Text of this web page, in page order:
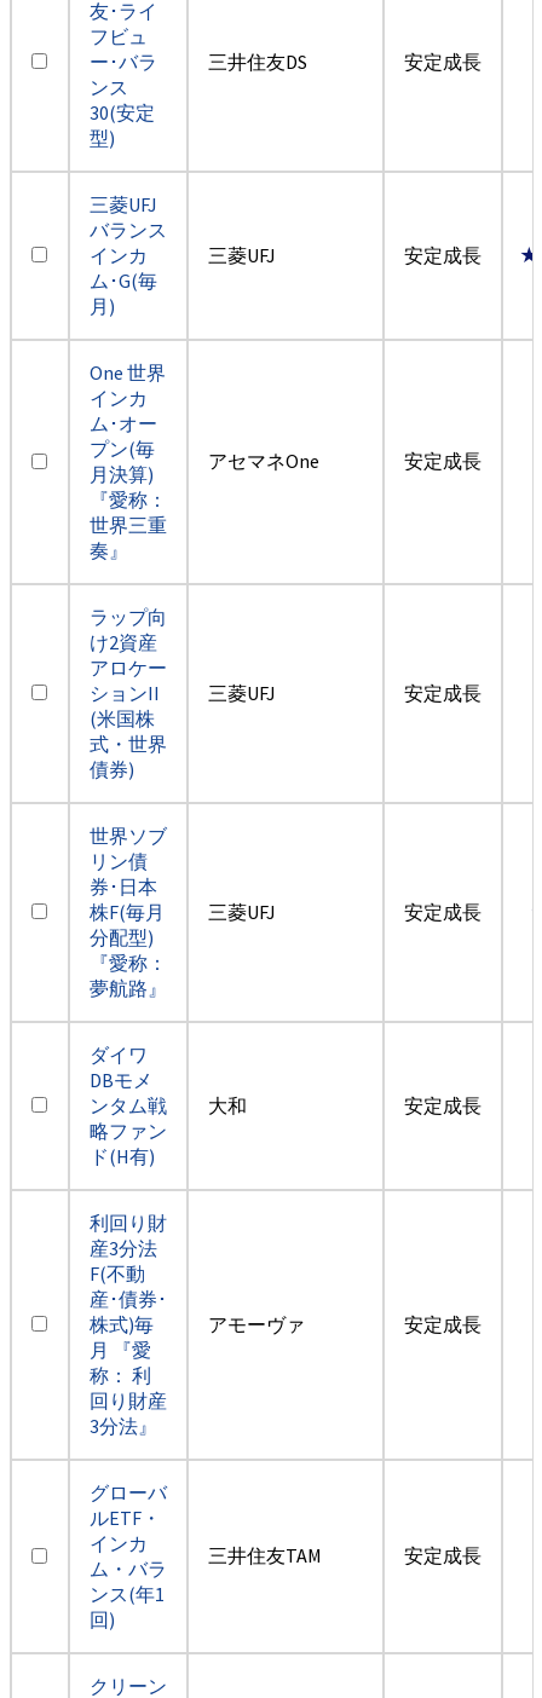
友･ライ
フビュ
ー･バラ
ンス
30(安定
型)
三井住友DS 安定成長
三菱UFJ
バランス
インカ
ム･G(毎
月)
三菱UFJ 安定成長
One 世界
インカ
ム･オー
プン(毎
月決算)
『愛称：
世界三重
奏』
アセマネOne 安定成長
ラップ向
け2資産
アロケー
ションII
(米国株
式・世界
債券)
三菱UFJ 安定成長
世界ソブ
リン債
券･日本
株F(毎月
分配型)
『愛称：
夢航路』
三菱UFJ 安定成長
ダイワ
DBモメ
ンタム戦
略ファン
ド(H有)
大和 安定成長
利回り財
産3分法
F(不動
産･債券･
株式)毎
月 『愛
称： 利
回り財産
3分法』
アモーヴァ 安定成長
グローバ
ルETF・
インカ
ム・バラ
ンス(年1
回)
三井住友TAM 安定成長
クリーン